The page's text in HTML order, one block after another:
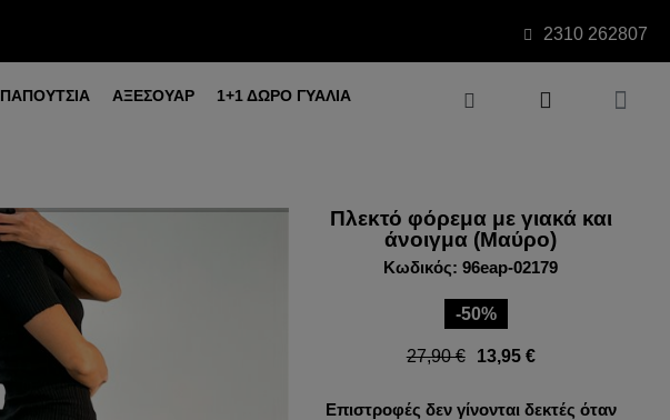
2310 262807
ΠΑΠΟΥΤΣΙΑ ΑΞΕΣΟΥΑΡ
1+1 ΔΩΡΟ ΓΥΑΛΙΑ
Πλεκτό φόρεμα με γιακά και
άνοιγμα (Μαύρο)
Κωδικός: 96eap-02179
-50%
27,90 € 13,95 €
Επιστροφές δεν γίνονται δεκτές όταν